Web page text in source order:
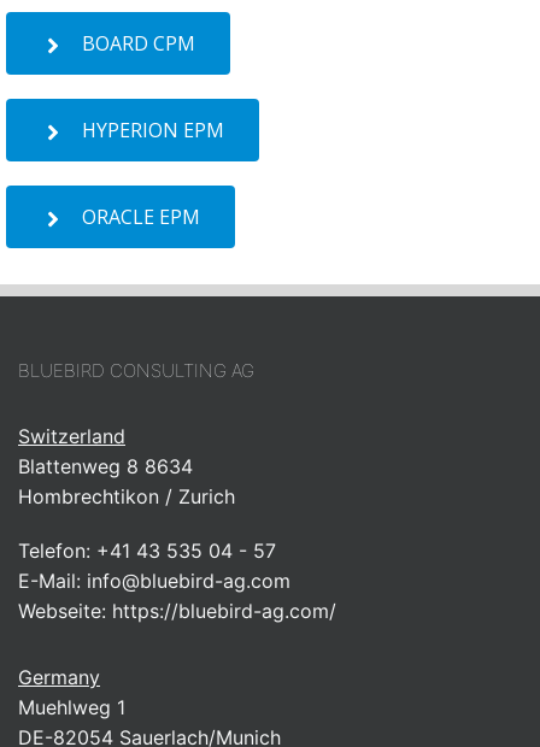
BOARD CPM
HYPERION EPM
ORACLE EPM
BLUEBIRD CONSULTING AG
Switzerland
Blattenweg 8 8634
Hombrechtikon / Zurich
Telefon: +41 43 535 04 - 57
E-Mail: info@bluebird-ag.com
Webseite: https://bluebird-ag.com/
Germany
Muehlweg 1
DE-82054 Sauerlach/Munich